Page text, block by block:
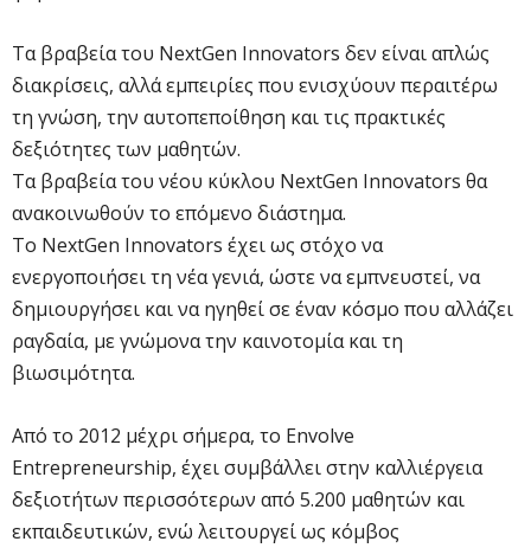
Τα βραβεία του NextGen Innovators δεν είναι απλώς
διακρίσεις, αλλά εμπειρίες που ενισχύουν περαιτέρω
τη γνώση, την αυτοπεποίθηση και τις πρακτικές
δεξιότητες των μαθητών.
Τα βραβεία του νέου κύκλου NextGen Innovators θα
ανακοινωθούν το επόμενο διάστημα.
Το NextGen Innovators έχει ως στόχο να
ενεργοποιήσει τη νέα γενιά, ώστε να εμπνευστεί, να
δημιουργήσει και να ηγηθεί σε έναν κόσμο που αλλάζει
ραγδαία, με γνώμονα την καινοτομία και τη
βιωσιμότητα.
Από το 2012 μέχρι σήμερα, το Envolve
Entrepreneurship, έχει συμβάλλει στην καλλιέργεια
δεξιοτήτων περισσότερων από 5.200 μαθητών και
εκπαιδευτικών, ενώ λειτουργεί ως κόμβος